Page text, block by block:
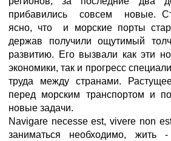
прибавились совсем новые.
ясно, что и морские порты
держав получили ощутимый
развитию. Его вызвали как эти
экономики, так и прогресс
труда между странами.
перед морским транспортом и
новые задачи.
Navigare necesse est, vivere non
заниматься необходимо, жить